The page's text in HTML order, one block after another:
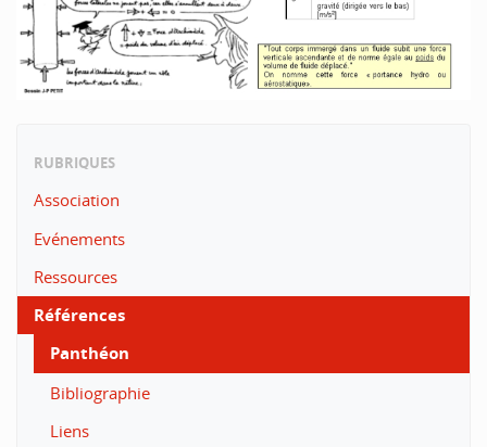
RUBRIQUES
Association
Evénements
Ressources
Références
Panthéon
Bibliographie
Liens